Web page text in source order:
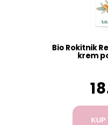
Bio Rokitnik
krem
KUP